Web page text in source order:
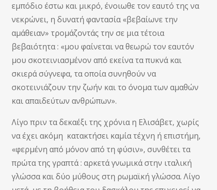
εμπόδιο έστω και μικρό, ένοιωθε τον εαυτό της να
νεκρώνει, η δυνατή φαντασία «βεβαίωνε την
αμάθειαν» τρομάζοντάς την σε μια τέτοια
βεβαιότητα : «μου φαίνεται να θεωρώ τον εαυτόν
μου σκοτεινιασμένον από εκείνα τα πυκνά και
σκιερά σύγνεφα, τα οποία συνηθούν να
σκοτεινιάζουν την ζωήν και το όνομα των αμαθών
και απαιδεύτων ανθρώπων».
Λίγο πριν τα δεκαέξι της χρόνια η Ελισάβετ, χωρίς
να έχει ακόμη κατακτήσει καμία τέχνη ή επιστήμη,
«φερμένη από μόνον από τη φύσιν», συνθέτει τα
πρώτα της γραπτά : αρκετά γνωμικά στην ιταλική
γλώσσα και δύο μύθους στη ρωμαϊκή γλώσσα. Λίγο